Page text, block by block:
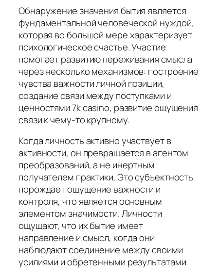
Обнаружение значения бытия является
фундаментальной человеческой нуждой,
которая во большой мере характеризует
психологическое счастье. Участие
помогает развитию переживания смысла
через несколько механизмов: построение
чувства важности личной позиции,
создание связи между поступками и
ценностями 7k casino, развитие ощущения
связи к чему-то крупному.
Когда личность активно участвует в
активности, он превращается в агентом
преобразований, а не инертным
получателем практики. Это субъектность
порождает ощущение важности и
контроля, что является основным
элементом значимости. Личности
ощущают, что их бытие имеет
направление и смысл, когда они
наблюдают соединение между своими
усилиями и обретенными результатами.